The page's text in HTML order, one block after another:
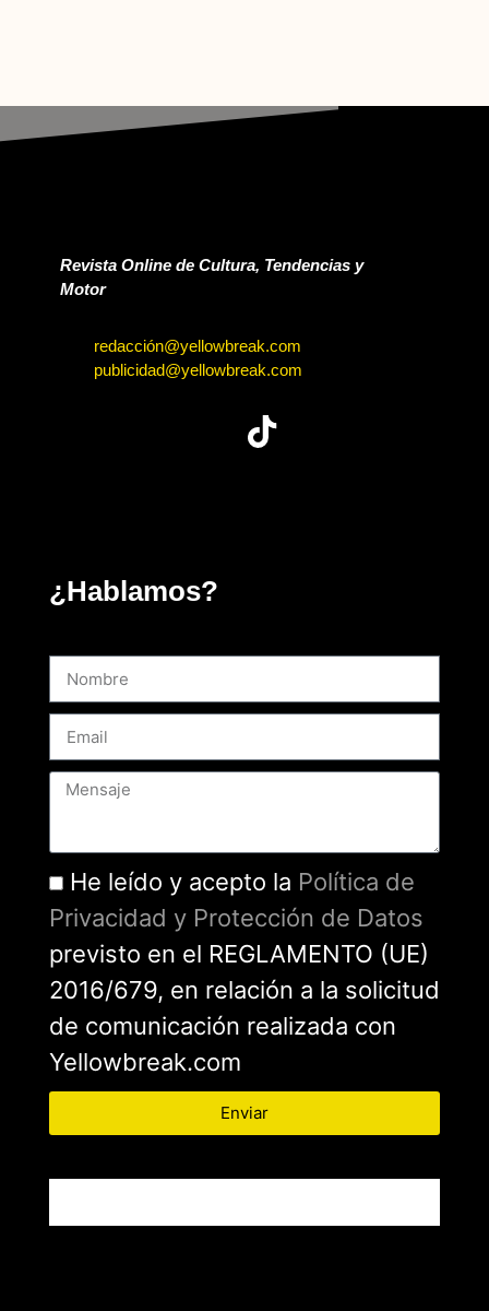
Revista Online de Cultura, Tendencias y
Motor
redacción@yellowbreak.com
publicidad@yellowbreak.com
¿Hablamos?
He leído y acepto la Política de
Privacidad y Protección de Datos
previsto en el REGLAMENTO (UE)
2016/679, en relación a la solicitud
de comunicación realizada con
Yellowbreak.com
Enviar